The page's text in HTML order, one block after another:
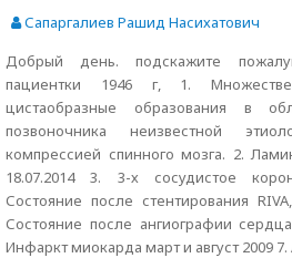
Сапаргалиев Рашид Насихатович
Добрый день. подскажите
пациентки 1946 г, 1.
цистаобразные образования в
позвоночника неизвестной
компрессией спинного мозга. 2.
18.07.2014 3. 3-х сосудистое
Состояние после стентирования
Состояние после ангиографии
Инфаркт миокарда март и август 2009